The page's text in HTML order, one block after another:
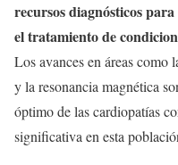
recursos diagnósticos
el tratamiento de
Los avances en áreas como
y la resonancia magnética
óptimo de las cardiopatías
significativa en esta